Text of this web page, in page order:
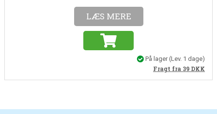
LÆS MERE
På lager(Lev. 1 dage)
Fragt fra 39 DKK